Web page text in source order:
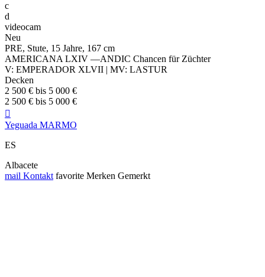
c
d
videocam
Neu
PRE, Stute, 15 Jahre, 167 cm
AMERICANA LXIV —ANDIC Chancen für Züchter
V: EMPERADOR XLVII | MV: LASTUR
Decken
2 500 € bis 5 000 €
2 500 € bis 5 000 €

Yeguada MARMO
ES
Albacete
mail Kontakt favorite Merken Gemerkt